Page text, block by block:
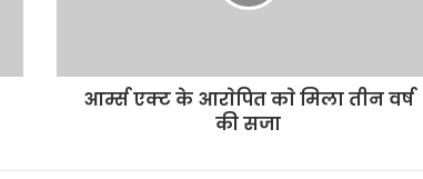
आर्म्स एक्ट के आराेपित काे मिला तीन वर्ष
की सजा